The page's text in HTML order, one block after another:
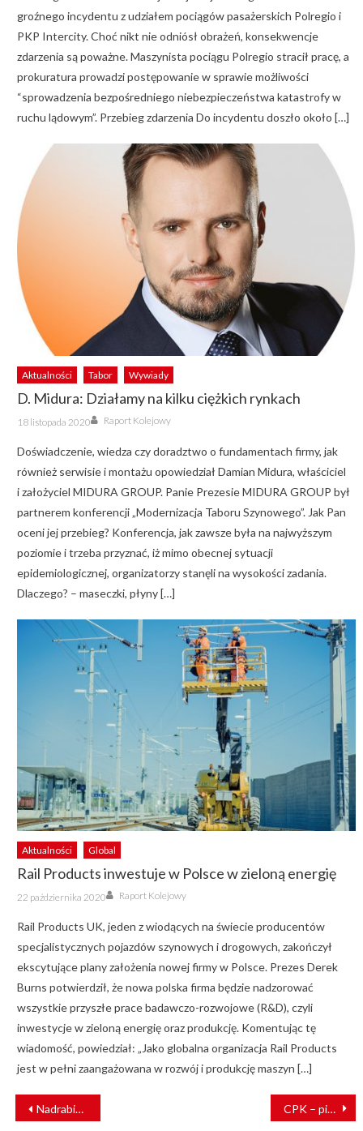
groźnego incydentu z udziałem pociągów pasażerskich Polregio i
PKP Intercity. Choć nikt nie odniósł obrażeń, konsekwencje
zdarzenia są poważne. Maszynista pociągu Polregio stracił pracę, a
prokuratura prowadzi postępowanie w sprawie możliwości
“sprowadzenia bezpośredniego niebezpieczeństwa katastrofy w
ruchu lądowym”. Przebieg zdarzenia Do incydentu doszło około […]
Aktualności Tabor Wywiady
D. Midura: Działamy na kilku ciężkich rynkach
Posted
on
18 listopada 2020 Author
Raport Kolejowy
Doświadczenie, wiedza czy doradztwo o fundamentach firmy, jak
również serwisie i montażu opowiedział Damian Midura, właściciel
i założyciel MIDURA GROUP. Panie Prezesie MIDURA GROUP był
partnerem konferencji „Modernizacja Taboru Szynowego”. Jak Pan
oceni jej przebieg? Konferencja, jak zawsze była na najwyższym
poziomie i trzeba przyznać, iż mimo obecnej sytuacji
epidemiologicznej, organizatorzy stanęli na wysokości zadania.
Dlaczego? – maseczki, płyny […]
Aktualności Global
Rail Products inwestuje w Polsce w zieloną energię
Posted
on
22 października 2020 Author
Raport Kolejowy
Rail Products UK, jeden z wiodących na świecie producentów
specjalistycznych pojazdów szynowych i drogowych, zakończył
ekscytujące plany założenia nowej firmy w Polsce. Prezes Derek
Burns potwierdził, że nowa polska firma będzie nadzorować
wszystkie przyszłe prace badawczo-rozwojowe (R&D), czyli
inwestycje w zieloną energię oraz produkcję. Komentując tę
wiadomość, powiedział: „Jako globalna organizacja Rail Products
jest w pełni zaangażowana w rozwój i produkcję maszyn […]
NAWIGACJA
WPISU
Nadrabiamy zaległości CPK – pierwszy duży przetarg kolejowy. Inwentaryzacje przyrodnicze dla 10 „szprych”